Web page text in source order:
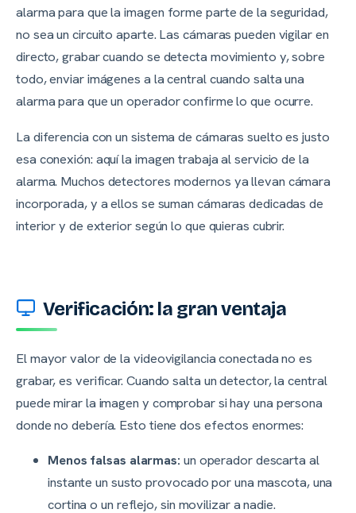
alarma para que la imagen forme parte de la seguridad,
no sea un circuito aparte. Las cámaras pueden vigilar en
directo, grabar cuando se detecta movimiento y, sobre
todo, enviar imágenes a la central cuando salta una
alarma para que un operador confirme lo que ocurre.
La diferencia con un sistema de cámaras suelto es justo
esa conexión: aquí la imagen trabaja al servicio de la
alarma. Muchos detectores modernos ya llevan cámara
incorporada, y a ellos se suman cámaras dedicadas de
interior y de exterior según lo que quieras cubrir.
Verificación: la gran ventaja
El mayor valor de la videovigilancia conectada no es
grabar, es verificar. Cuando salta un detector, la central
puede mirar la imagen y comprobar si hay una persona
donde no debería. Esto tiene dos efectos enormes:
Menos falsas alarmas: un operador descarta al
instante un susto provocado por una mascota, una
cortina o un reflejo, sin movilizar a nadie.